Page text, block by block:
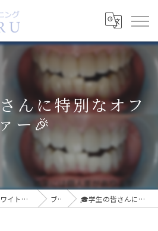
んに特別なオフ
ァー🎉
東京都多摩市のセルフホワイトニングならECLARU-エクラル- ブログ 🎓学生の皆さんに特別なオファー🎉